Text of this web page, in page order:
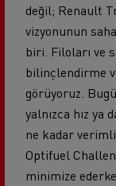
değil; Renault
vizyonunun
biri. Filoları ve
bilinçlendirme
görüyoruz.
yalnızca hız
ne kadar
Optifuel
minimize